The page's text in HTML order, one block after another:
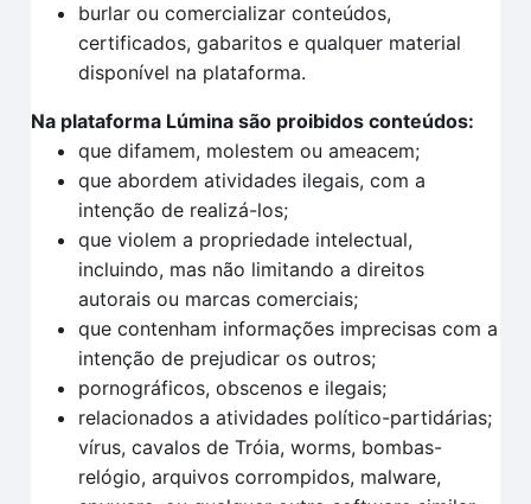
burlar ou comercializar conteúdos,
certificados, gabaritos e qualquer material
disponível na plataforma.
Na plataforma Lúmina são proibidos conteúdos:
que difamem, molestem ou ameacem;
que abordem atividades ilegais, com a
intenção de realizá-los;
que violem a propriedade intelectual,
incluindo, mas não limitando a direitos
autorais ou marcas comerciais;
que contenham informações imprecisas com a
intenção de prejudicar os outros;
pornográficos, obscenos e ilegais;
relacionados a atividades político-partidárias;
vírus, cavalos de Tróia, worms, bombas-
relógio, arquivos corrompidos, malware,